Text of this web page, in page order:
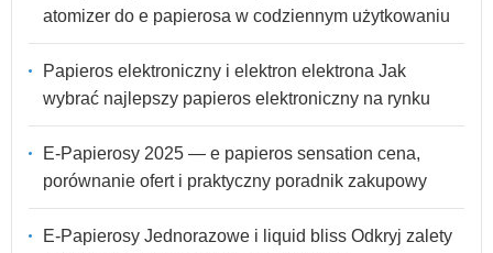
atomizer do e papierosa w codziennym użytkowaniu
Papieros elektroniczny i elektron elektrona Jak
wybrać najlepszy papieros elektroniczny na rynku
E-Papierosy 2025 — e papieros sensation cena,
porównanie ofert i praktyczny poradnik zakupowy
E-Papierosy Jednorazowe i liquid bliss Odkryj zalety